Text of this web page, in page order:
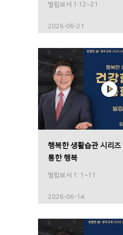
빌립보서 1:12~21
2026-06-21
행복한 생활습관 시리
통한 행복
빌립보서 1: 1~11
2026-06-14